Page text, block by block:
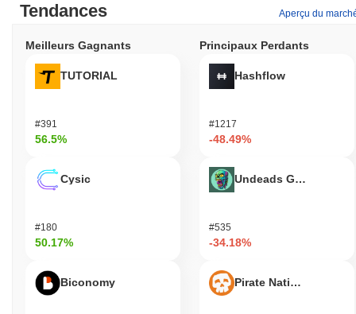
Tendances Aperçu du
Meilleurs Gagnants
TUTORIAL
#391
56.5%
Cysic
#180
50.17%
Biconomy
Principaux Perdants
Hashflow
#1217
-48.49%
Undeads Games
#535
-34.18%
Pirate Nation Token